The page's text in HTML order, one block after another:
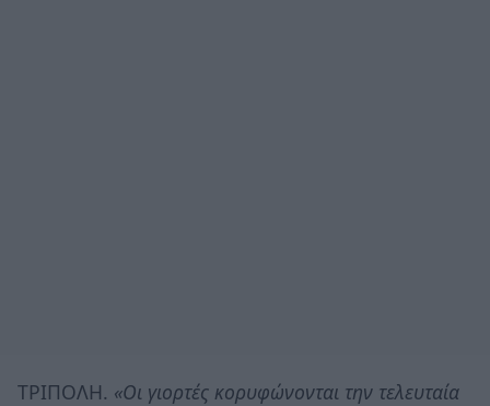
ΤΡΙΠΟΛΗ. «Οι γιορτές κορυφώνονται την τελευταία